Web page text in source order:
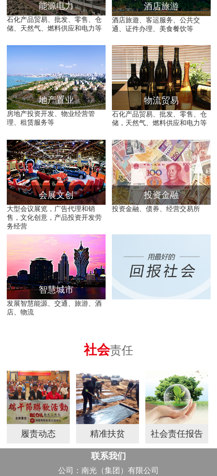
能源电力
石化产品贸易、批发、零售、仓
储、天然气、燃料供应和电力等
酒店旅游
酒店旅遊、客运服务、公共交
通、证件办理、美食餐饮等
地产置业
房地产投资开发、物业经营管
理、租赁服务等
物流贸易
石化产品贸易、批发、零售、仓
储，天然气、燃料供应和电力等
会展文创
大型会议展览，广告代理和销
售，文化创意，产品投资开发劳
务经营
投资金融
投资金融、债券、经营交易所
智慧城市
发展智慧能源、交通、旅游、酒
店、物流
社会责任
履责动态 精准扶贫 社会责任报告
联系我们
公司：南光（集团）有限公司